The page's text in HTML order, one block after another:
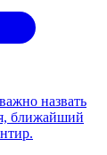
назвать
ближайший